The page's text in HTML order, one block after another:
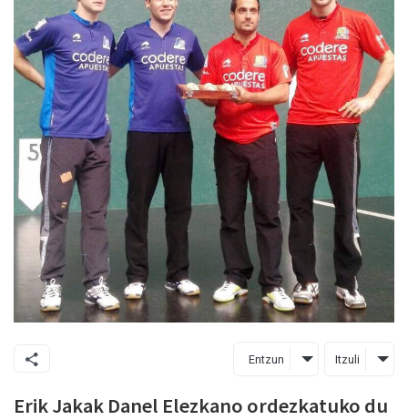
Entzun Itzuli
Erik Jakak Danel Elezkano ordezkatuko du